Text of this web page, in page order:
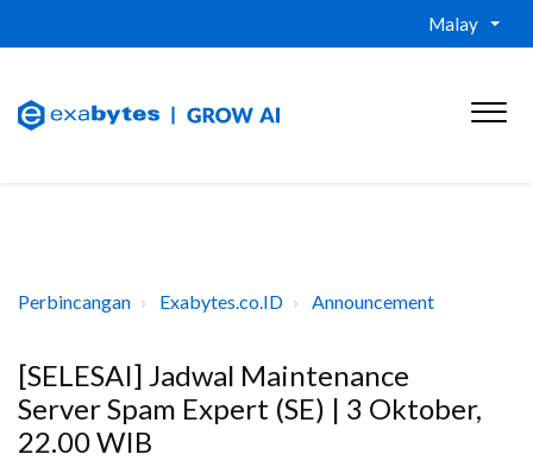
Malay
Perbincangan Exabytes.co.ID Announcement
[SELESAI] Jadwal Maintenance
Server Spam Expert (SE) | 3 Oktober,
22.00 WIB